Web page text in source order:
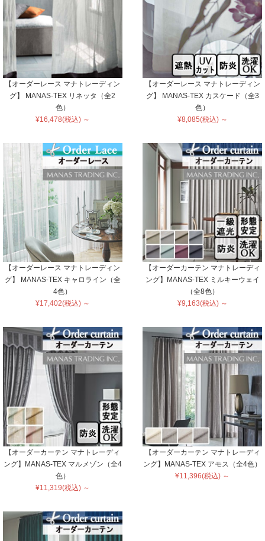
【オーダーレース マナトレーディン
グ】 MANAS-TEX リネッタ（全2
色）
¥16,478(税込) ～
【オーダーレース マナトレーディン
グ】 MANAS-TEX カスケード（全3
色）
¥8,085(税込) ～
【オーダーレース マナトレーディン
グ】 MANAS-TEX キャロライン（全
4色）
¥17,402(税込) ～
【オーダーカーテン マナトレーディ
ング】MANAS-TEX ミルキーウェイ
（全8色）
¥9,163(税込) ～
【オーダーカーテン マナトレーディ
ング】MANAS-TEX マルメゾン（全4
色）
¥11,319(税込) ～
【オーダーカーテン マナトレーディ
ング】MANAS-TEX アモス（全4色）
¥11,396(税込) ～